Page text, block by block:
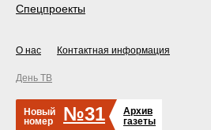
Спецпроекты
О нас Контактная информация
День ТВ
Новый
номер
№31
Архив
газеты